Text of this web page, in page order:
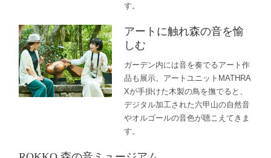
す。
アートに触れ森の音を愉
しむ
ガーデン内には音を奏でるアート作
品も展示。アートユニットMATHRA
Xが手掛けた木製の鳥を撫でると、
デジタル加工された六甲山の自然音
やオルゴールの音色が聴こえてきま
す。